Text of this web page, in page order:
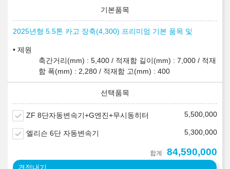
2025년형 5.5톤 카고 장축(4,300) 프리미엄 기본 품목 및
제원
축간거리(mm) : 5,400 / 적재함 길이(mm) : 7,000 / 적재
함 폭(mm) : 2,280 / 적재함 고(mm) : 400
ZF 8단자동변속기+G엔진+무시동히터 5,500,000
엘리슨 6단 자동변속기 5,300,000
합계 84,590,000